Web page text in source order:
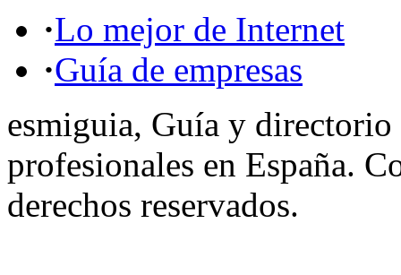
·Lo mejor de Internet
·Guía de empresas
esmiguia, Guía y directorio
profesionales en España.
derechos reservados.